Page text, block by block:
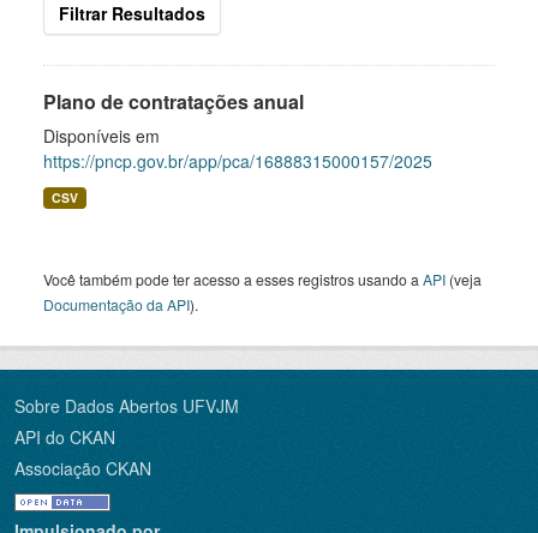
Filtrar Resultados
Plano de contratações anual
Disponíveis em
https://pncp.gov.br/app/pca/16888315000157/2025
CSV
Você também pode ter acesso a esses registros usando a API (veja
Documentação da API).
Sobre Dados Abertos UFVJM
API do CKAN
Associação CKAN